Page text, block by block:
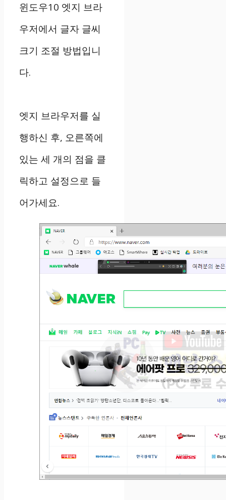
윈도우10 엣지 브라
우저에서 글자 글씨
크기 조절 방법입니
다.
엣지 브라우저를 실
행하신 후, 오른쪽에
있는 세 개의 점을 클
릭하고 설정으로 들
어가세요.